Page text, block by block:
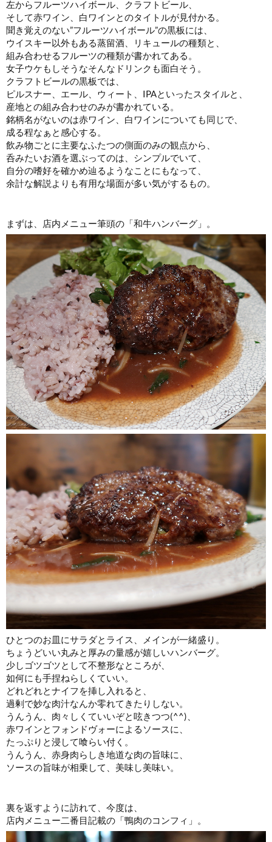
左からフルーツハイボール、クラフトビール、
そして赤ワイン、白ワインとのタイトルが見付かる。
聞き覚えのない”フルーツハイボール”の黒板には、
ウイスキー以外もある蒸留酒、リキュールの種類と、
組み合わせるフルーツの種類が書かれてある。
女子ウケもしそうなそんなドリンクも面白そう。
クラフトビールの黒板では、
ピルスナー、エール、ウィート、IPAといったスタイルと、
産地との組み合わせのみが書かれている。
銘柄名がないのは赤ワイン、白ワインについても同じで、
成る程なぁと感心する。
飲み物ごとに主要なふたつの側面のみの観点から、
呑みたいお酒を選ぶってのは、シンプルでいて、
自分の嗜好を確かめ辿るようなことにもなって、
余計な解説よりも有用な場面が多い気がするもの。
まずは、店内メニュー筆頭の「和牛ハンバーグ」。
ひとつのお皿にサラダとライス、メインが一緒盛り。
ちょうどいい丸みと厚みの量感が嬉しいハンバーグ。
少しゴツゴツとして不整形なところが、
如何にも手捏ねらしくていい。
どれどれとナイフを挿し入れると、
過剰で妙な肉汁なんか零れてきたりしない。
うんうん、肉々しくていいぞと呟きつつ(^^)、
赤ワインとフォンドヴォーによるソースに、
たっぷりと浸して喰らい付く。
うんうん、赤身肉らしき地道な肉の旨味に、
ソースの旨味が相乗して、美味し美味い。
裏を返すように訪れて、今度は、
店内メニュー二番目記載の「鴨肉のコンフィ」。